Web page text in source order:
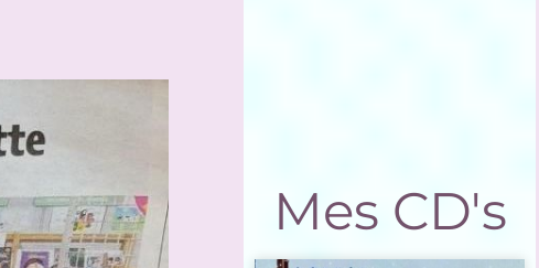
Mes CD's